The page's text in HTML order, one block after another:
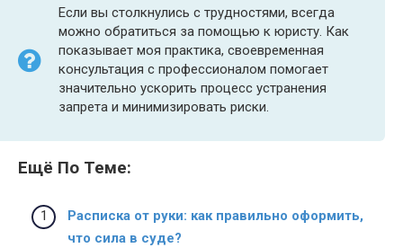
Если вы столкнулись с трудностями, всегда
можно обратиться за помощью к юристу. Как
показывает моя практика, своевременная
консультация с профессионалом помогает
значительно ускорить процесс устранения
запрета и минимизировать риски.
Ещё По Теме:
Расписка от руки: как правильно оформить,
что сила в суде?